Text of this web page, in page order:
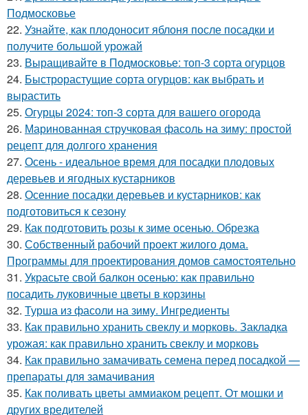
Подмосковье
22. Узнайте, как плодоносит яблоня после посадки и
получите большой урожай
23. Выращивайте в Подмосковье: топ-3 сорта огурцов
24. Быстрорастущие сорта огурцов: как выбрать и
вырастить
25. Огурцы 2024: топ-3 сорта для вашего огорода
26. Маринованная стручковая фасоль на зиму: простой
рецепт для долгого хранения
27. Осень - идеальное время для посадки плодовых
деревьев и ягодных кустарников
28. Осенние посадки деревьев и кустарников: как
подготовиться к сезону
29. Как подготовить розы к зиме осенью. Обрезка
30. Собственный рабочий проект жилого дома.
Программы для проектирования домов самостоятельно
31. Украсьте свой балкон осенью: как правильно
посадить луковичные цветы в корзины
32. Турша из фасоли на зиму. Ингредиенты
33. Как правильно хранить свеклу и морковь. Закладка
урожая: как правильно хранить свеклу и морковь
34. Как правильно замачивать семена перед посадкой —
препараты для замачивания
35. Как поливать цветы аммиаком рецепт. От мошки и
других вредителей